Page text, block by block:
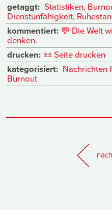
getaggt: Statistiken,
Dienstunfähigkeit,
kommentiert: 💬 Die Welt
denken.
drucken: 📜 Seite drucken
kategorisiert: Nachrichten
Burnout